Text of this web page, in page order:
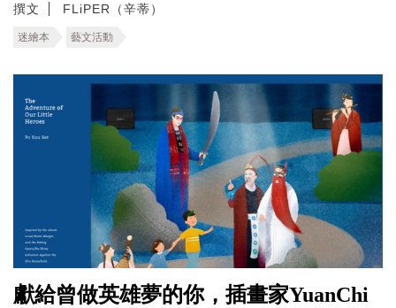
撰文 FLiPER（辛蒂）
迷繪本 藝文活動
獻給曾做英雄夢的你，插畫家YuanChi